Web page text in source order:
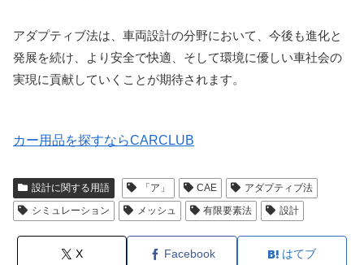
アダプティブ法は、車両設計の分野において、今後も進化と
発展を続け、より安全で快適、そして環境に優しい車社会の
実現に貢献していくことが期待されます。
カー用品を探すならCARCLUB
設計に関する用語 「ア」 CAE
アダプティブ法
シミュレーション
メッシュ 有限要素法 設計
X Facebook はてブ